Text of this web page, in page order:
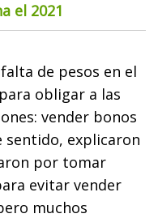
el 2021
de pesos en el
obligar a las
vender bonos
sentido, explicaron
por tomar
evitar vender
muchos